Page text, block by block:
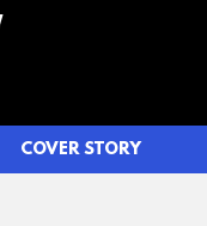
COVER STORY